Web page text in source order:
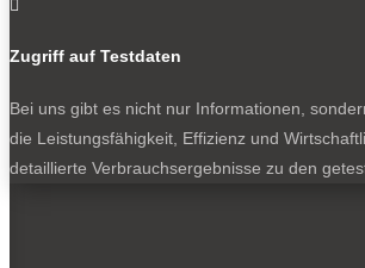

Zugriff auf Testdaten
Bei uns gibt es nicht nur Informationen,
die Leistungsfähigkeit, Effizienz und
detaillierte Verbrauchsergebnisse zu den